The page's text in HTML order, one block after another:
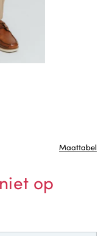
*
op
Maattabel